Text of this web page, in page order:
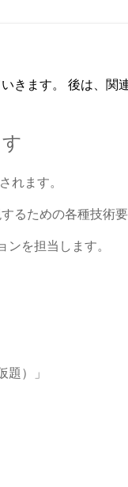
きます。 後は、関
れます。
るための各種技術
を担当します。
題）」